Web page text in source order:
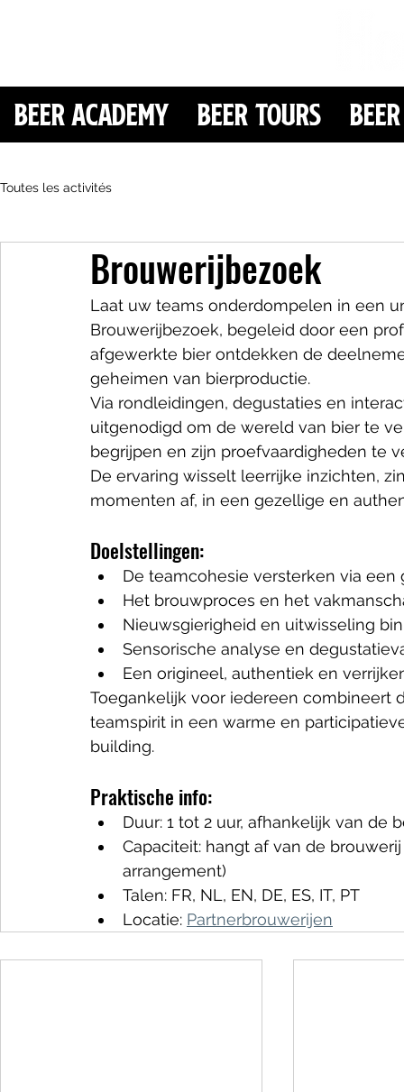
Beer Academy Beer Tours
Toutes les activités
Brouwerijbezoek
Laat uw teams onderdompelen in een
Brouwerijbezoek, begeleid door een
afgewerkte bier ontdekken de
geheimen van bierproductie.
Via rondleidingen, degustaties en
uitgenodigd om de wereld van bier te
begrijpen en zijn proefvaardigheden te
De ervaring wisselt leerrijke inzichten,
momenten af, in een gezellige en
Doelstellingen:
De teamcohesie versterken via
Het brouwproces en het
Nieuwsgierigheid en uitwisseling
Sensorische analyse en
Een origineel, authentiek en
Toegankelijk voor iedereen
teamspirit in een warme en
building.
Praktische info:
Duur: 1 tot 2 uur, afhankelijk van de
Capaciteit: hangt af van de
arrangement)
Talen: FR, NL, EN, DE, ES, IT, PT
Locatie: Partnerbrouwerijen